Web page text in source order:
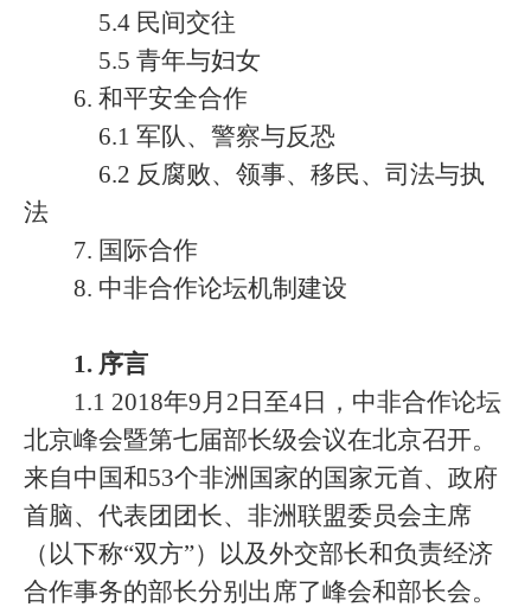
5.4 民间交往
5.5 青年与妇女
6. 和平安全合作
6.1 军队、警察与反恐
6.2 反腐败、领事、移民、司法与执
法
7. 国际合作
8. 中非合作论坛机制建设
1. 序言
1.1 2018年9月2日至4日，中非合作论坛
北京峰会暨第七届部长级会议在北京召开。
来自中国和53个非洲国家的国家元首、政府
首脑、代表团团长、非洲联盟委员会主席
（以下称“双方”）以及外交部长和负责经济
合作事务的部长分别出席了峰会和部长会。